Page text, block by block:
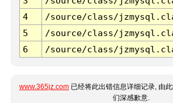
4
/source/class/
5
/source/class/
6
/source/class/
www.365jz.com 已经将此出错信息详细记录, 由
们深感歉意.